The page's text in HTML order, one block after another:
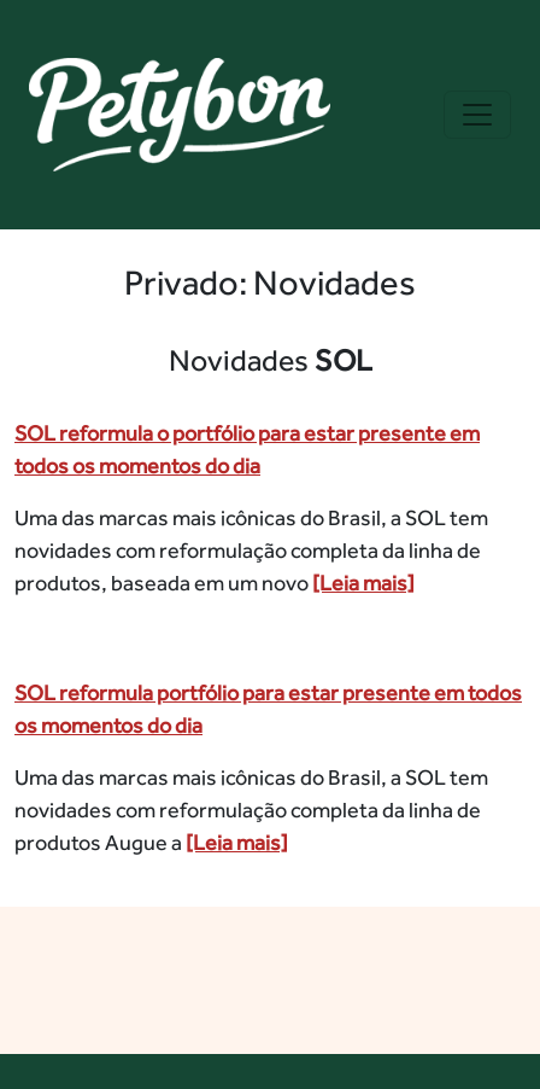
Privado: Novidades
Novidades SOL
SOL reformula o portfólio para estar presente em
todos os momentos do dia
Uma das marcas mais icônicas do Brasil, a SOL tem
novidades com reformulação completa da linha de
produtos, baseada em um novo[Leia mais]
SOL reformula portfólio para estar presente em todos
os momentos do dia
Uma das marcas mais icônicas do Brasil, a SOL tem
novidades com reformulação completa da linha de
produtos Augue a [Leia mais]